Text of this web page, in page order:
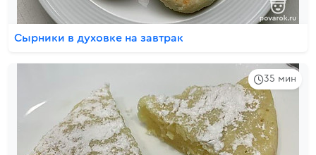
Сырники в духовке на завтрак
35 мин